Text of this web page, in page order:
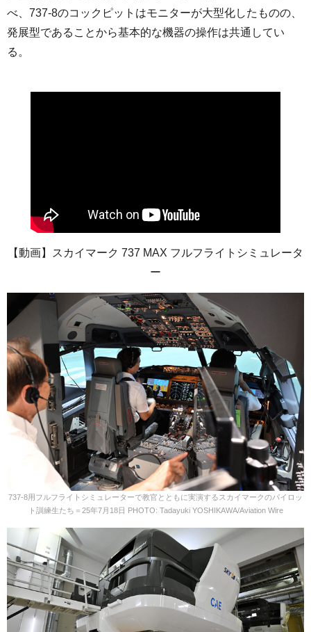
べ、737-8のコックピットはモニターが大型化したものの、
発展型であることから基本的な機器の操作は共通してい
る。
【動画】スカイマーク 737 MAX フルフライトシミュレータ
ー
737-8用フルフライトシミュレーターで教官とともに実演するスカイマークのパイロッ
ト訓練生たち＝25年7月18日 PHOTO: Tadayuki YOSHIKAWA/Aviation Wire